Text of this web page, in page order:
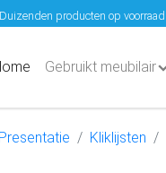
Duizenden producten op voorraad
(current)
Gebruikt meubilair
Presentatie Kliklijsten